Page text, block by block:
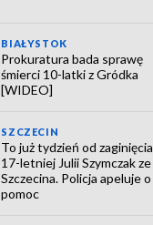
BIAŁYSTOK
Prokuratura bada sprawę
śmierci 10-latki z Gródka
[WIDEO]
SZCZECIN
To już tydzień od zaginięcia
17-letniej Julii Szymczak ze
Szczecina. Policja apeluje o
pomoc